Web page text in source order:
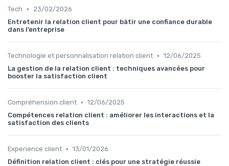
Tech •
23/02/2026
Entretenir la relation client pour bâtir une confiance durable
dans l’entreprise
Technologie et personnalisation relation client • 12/06/2025
La gestion de la relation client : techniques avancées pour
booster la satisfaction client
Compréhension client • 12/06/2025
Compétences relation client : améliorer les interactions et la
satisfaction des clients
Experience client • 13/01/2026
Définition relation client : clés pour une stratégie réussie